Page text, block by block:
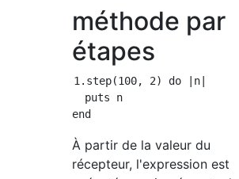
méthode par
étapes
1.step(100, 2) do |n|
  puts n
À partir de la valeur du
récepteur, l'expression est